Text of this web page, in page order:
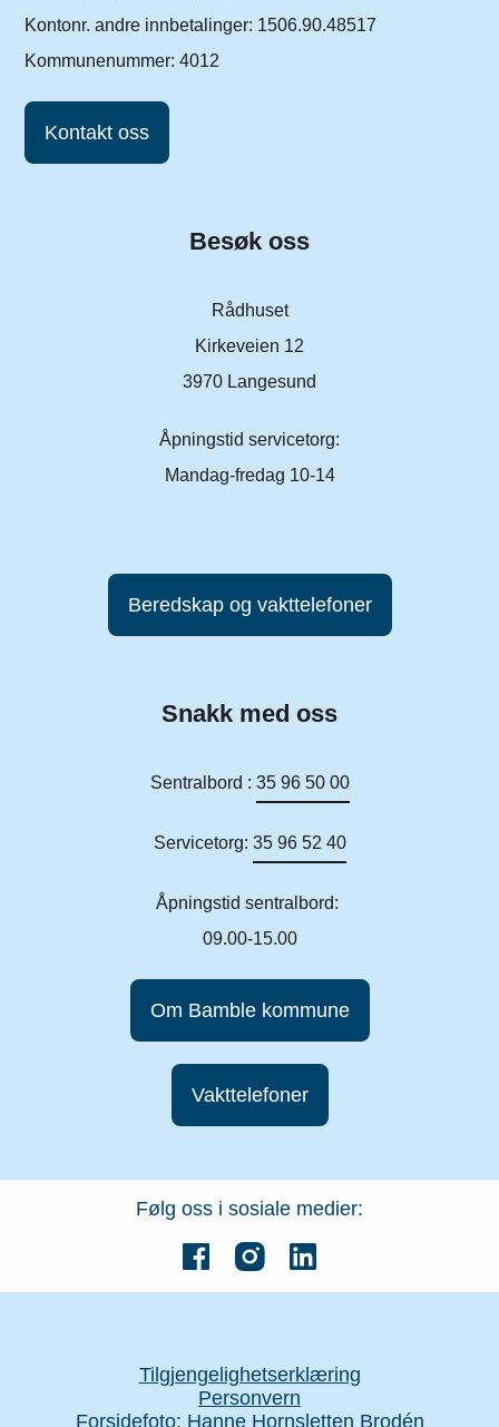
Kontonr. andre innbetalinger: 1506.90.48517
Kommunenummer: 4012
Kontakt oss
Besøk oss
Rådhuset
Kirkeveien 12
3970 Langesund
Åpningstid servicetorg:
Mandag-fredag 10-14
Beredskap og vakttelefoner
Snakk med oss
Sentralbord : 35 96 50 00
Servicetorg: 35 96 52 40
Åpningstid sentralbord:
09.00-15.00
Om Bamble kommune
Vakttelefoner
Følg oss i sosiale medier:
Tilgjengelighetserklæring
Personvern
Forsidefoto: Hanne Hornsletten Brodén